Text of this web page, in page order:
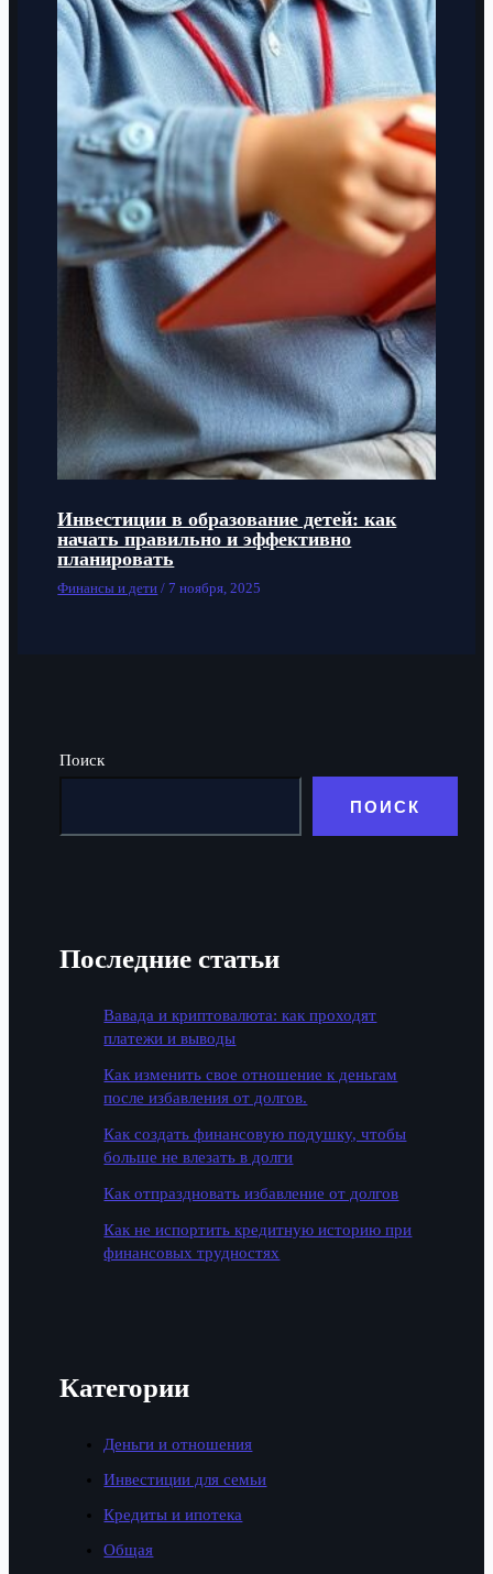
Инвестиции в образование детей: как
начать правильно и эффективно
планировать
Финансы и дети /7 ноября, 2025
Поиск
ПОИСК
Последние статьи
Вавада и криптовалюта: как проходят
платежи и выводы
Как изменить свое отношение к деньгам
после избавления от долгов.
Как создать финансовую подушку, чтобы
больше не влезать в долги
Как отпраздновать избавление от долгов
Как не испортить кредитную историю при
финансовых трудностях
Категории
Деньги и отношения
Инвестиции для семьи
Кредиты и ипотека
Общая